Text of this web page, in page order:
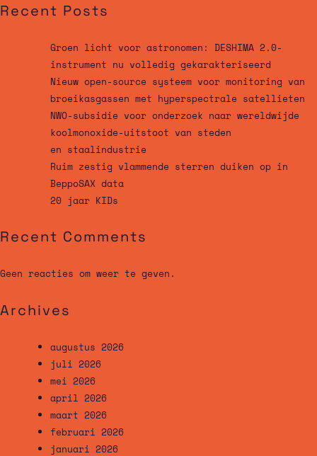
Recent Posts
Groen licht voor astronomen: DESHIMA 2.0-
instrument nu volledig gekarakteriseerd
Nieuw open-source systeem voor monitoring van
broeikasgassen met hyperspectrale satellieten
NWO-subsidie voor onderzoek naar wereldwijde
koolmonoxide-uitstoot van steden
en staalindustrie
Ruim zestig vlammende sterren duiken op in
BeppoSAX data
20 jaar KIDs
Recent Comments
Geen reacties om weer te geven.
Archives
augustus 2026
juli 2026
mei 2026
april 2026
maart 2026
februari 2026
januari 2026